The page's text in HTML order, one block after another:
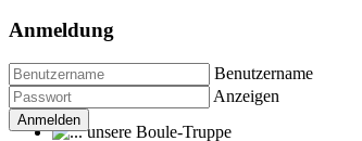
Anmeldung
Benutzername
Anzeigen
Anmelden